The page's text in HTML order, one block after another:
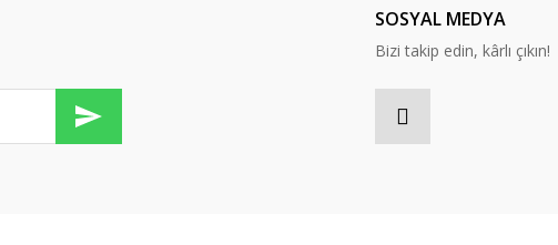
SOSYAL MEDYA
Bizi takip edin, kârlı çıkın!